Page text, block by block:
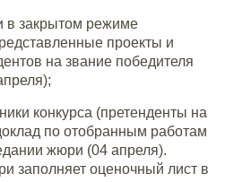
в закрытом режиме
проекты и
на звание победителя
конкурса (претенденты на
по отобранным работам
жюри (04 апреля).
заполняет оценочный лист в